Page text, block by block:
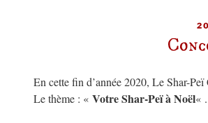
En cette fin d’année 2020, Le Shar-
Le thème : « Votre Shar-Peï à Noël« .